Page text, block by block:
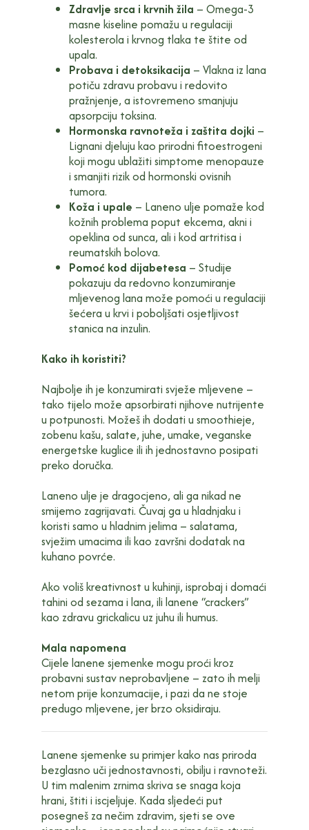
Zdravlje srca i krvnih žila – Omega-3
masne kiseline pomažu u regulaciji
kolesterola i krvnog tlaka te štite od
upala.
Probava i detoksikacija – Vlakna iz lana
potiču zdravu probavu i redovito
pražnjenje, a istovremeno smanjuju
apsorpciju toksina.
Hormonska ravnoteža i zaštita dojki –
Lignani djeluju kao prirodni fitoestrogeni
koji mogu ublažiti simptome menopauze
i smanjiti rizik od hormonski ovisnih
tumora.
Koža i upale – Laneno ulje pomaže kod
kožnih problema poput ekcema, akni i
opeklina od sunca, ali i kod artritisa i
reumatskih bolova.
Pomoć kod dijabetesa – Studije
pokazuju da redovno konzumiranje
mljevenog lana može pomoći u regulaciji
šećera u krvi i poboljšati osjetljivost
stanica na inzulin.
Kako ih koristiti?
Najbolje ih je konzumirati svježe mljevene –
tako tijelo može apsorbirati njihove nutrijente
u potpunosti. Možeš ih dodati u smoothieje,
zobenu kašu, salate, juhe, umake, veganske
energetske kuglice ili ih jednostavno posipati
preko doručka.
Laneno ulje je dragocjeno, ali ga nikad ne
smijemo zagrijavati. Čuvaj ga u hladnjaku i
koristi samo u hladnim jelima – salatama,
svježim umacima ili kao završni dodatak na
kuhano povrće.
Ako voliš kreativnost u kuhinji, isprobaj i domaći
tahini od sezama i lana, ili lanene “crackers”
kao zdravu grickalicu uz juhu ili humus.
Mala napomena
Cijele lanene sjemenke mogu proći kroz
probavni sustav neprobavljene – zato ih melji
netom prije konzumacije, i pazi da ne stoje
predugo mljevene, jer brzo oksidiraju.
Lanene sjemenke su primjer kako nas priroda
bezglasno uči jednostavnosti, obilju i ravnoteži.
U tim malenim zrnima skriva se snaga koja
hrani, štiti i iscjeljuje. Kada sljedeći put
posegneš za nečim zdravim, sjeti se ove